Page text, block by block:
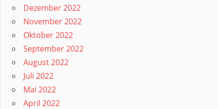
Dezember 2022
November 2022
Oktober 2022
September 2022
August 2022
Juli 2022
Mai 2022
April 2022